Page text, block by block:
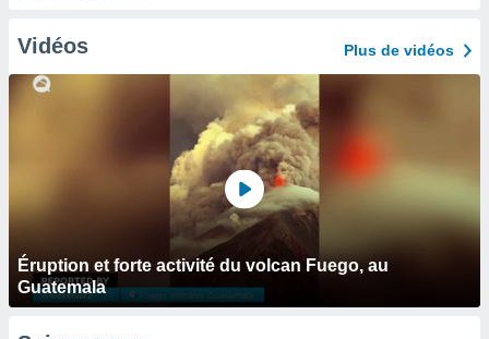
Vidéos Plus de vidéos
Éruption et forte activité du volcan Fuego, au
Guatemala